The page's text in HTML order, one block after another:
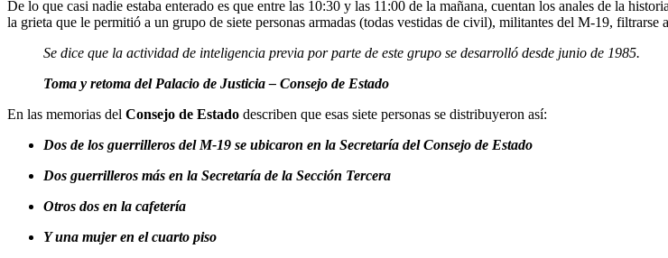
De lo que casi nadie estaba enterado es que entre las 10:30 y las 11:00 de la mañana, cuentan los anales de la
la grieta que le permitió a un grupo de siete personas armadas (todas vestidas de civil), militantes del M-19, filtrarse
Se dice que la actividad de inteligencia previa por parte de este grupo se desarrolló desde junio de 1985.
Toma y retoma del Palacio de Justicia – Consejo de Estado
En las memorias del Consejo de Estado describen que esas siete personas se distribuyeron así:
Dos de los guerrilleros del M-19 se ubicaron en la Secretaría del Consejo de Estado
Dos guerrilleros más en la Secretaría de la Sección Tercera
Otros dos en la cafetería
Y una mujer en el cuarto piso